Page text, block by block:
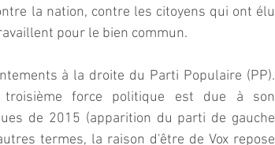
la nation, contre les citoyens qui ont élu
pour le bien commun.
à la droite du Parti Populaire (PP).
force politique est due à son
de 2015 (apparition du parti de gauche
termes, la raison d'être de Vox repose